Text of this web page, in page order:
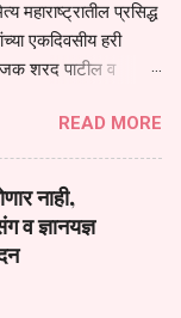
महाराष्ट्रातील प्रसिद्ध
एकदिवसीय हरी
शरद पाटील व
*तेणे विन जिवा सुख
या अभंगावर
काळ आहे
महामारीत आपंण
धार्मीक विचाराचा
सप्रदायच खूप मोठा
सक्षम असणे गरजेचे आहे
READ MORE
नाही,
व ज्ञानयज्ञ